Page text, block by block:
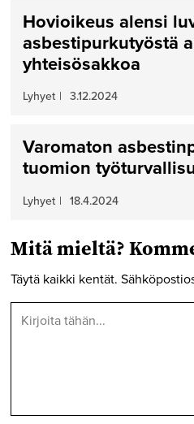
Hovioikeus alensi
asbestipurkutyöstä
yhteisösakkoa
Lyhyet | 3.12.2024
Varomaton
tuomion
Lyhyet | 18.4.2024
Mitä mieltä?
Täytä kaikki kentät.